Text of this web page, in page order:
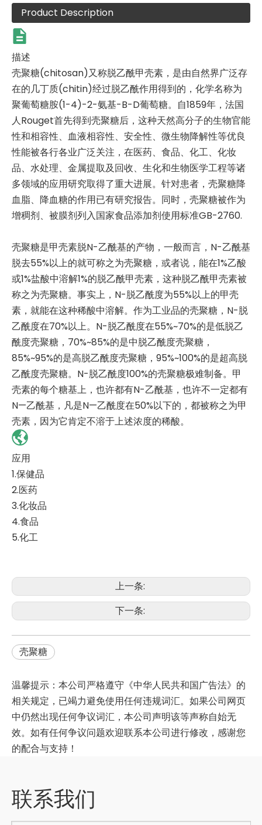
Product Description
描述
壳聚糖(chitosan)又称脱乙酰甲壳素，是由自然界广泛存
在的几丁质(chitin)经过脱乙酰作用得到的，化学名称为
聚葡萄糖胺(1-4)-2-氨基-B-D葡萄糖。自1859年，法国
人Rouget首先得到壳聚糖后，这种天然高分子的生物官能
性和相容性、血液相容性、安全性、微生物降解性等优良
性能被各行各业广泛关注，在医药、食品、化工、化妆
品、水处理、金属提取及回收、生化和生物医学工程等诸
多领域的应用研究取得了重大进展。针对患者，壳聚糖降
血脂、降血糖的作用已有研究报告。同时，壳聚糖被作为
增稠剂、被膜剂列入国家食品添加剂使用标准GB-2760.
壳聚糖是甲壳素脱N-乙酰基的产物，一般而言，N-乙酰基
脱去55%以上的就可称之为壳聚糖，或者说，能在1%乙酸
或1%盐酸中溶解1%的脱乙酰甲壳素，这种脱乙酰甲壳素被
称之为壳聚糖。事实上，N-脱乙酰度为55%以上的甲壳
素，就能在这种稀酸中溶解。作为工业品的壳聚糖，N-脱
乙酰度在70%以上。N-脱乙酰度在55%~70%的是低脱乙
酰度壳聚糖，70%~85%的是中脱乙酰度壳聚糖，
85%~95%的是高脱乙酰度壳聚糖，95%~100%的是超高脱
乙酰度壳聚糖。N-脱乙酰度100%的壳聚糖极难制备。甲
壳素的每个糖基上，也许都有N-乙酰基，也许不一定都有
N—乙酰基，凡是N—乙酰度在50%以下的，都被称之为甲
壳素，因为它肯定不溶于上述浓度的稀酸。
应用
1.保健品
2.医药
3.化妆品
4.食品
5.化工
上一条:
下一条:
壳聚糖
温馨提示：本公司严格遵守《中华人民共和国广告法》的
相关规定，已竭力避免使用任何违规词汇。如果公司网页
中仍然出现任何争议词汇，本公司声明该等声称自始无
效。如有任何争议问题欢迎联系本公司进行修改，感谢您
的配合与支持！
联系我们